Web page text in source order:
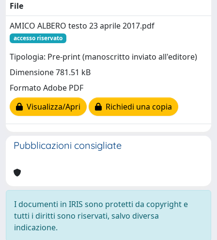
File
AMICO ALBERO testo 23 aprile 2017.pdf
accesso riservato
Tipologia: Pre-print (manoscritto inviato all'editore)
Dimensione 781.51 kB
Formato Adobe PDF
Visualizza/Apri
Richiedi una copia
Pubblicazioni consigliate
I documenti in IRIS sono protetti da copyright e
tutti i diritti sono riservati, salvo diversa
indicazione.